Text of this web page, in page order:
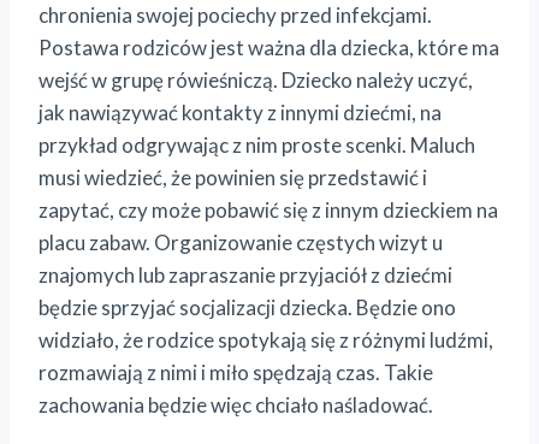
chronienia swojej pociechy przed infekcjami.
Postawa rodziców jest ważna dla dziecka, które ma
wejść w grupę rówieśniczą. Dziecko należy uczyć,
jak nawiązywać kontakty z innymi dziećmi, na
przykład odgrywając z nim proste scenki. Maluch
musi wiedzieć, że powinien się przedstawić i
zapytać, czy może pobawić się z innym dzieckiem na
placu zabaw. Organizowanie częstych wizyt u
znajomych lub zapraszanie przyjaciół z dziećmi
będzie sprzyjać socjalizacji dziecka. Będzie ono
widziało, że rodzice spotykają się z różnymi ludźmi,
rozmawiają z nimi i miło spędzają czas. Takie
zachowania będzie więc chciało naśladować.